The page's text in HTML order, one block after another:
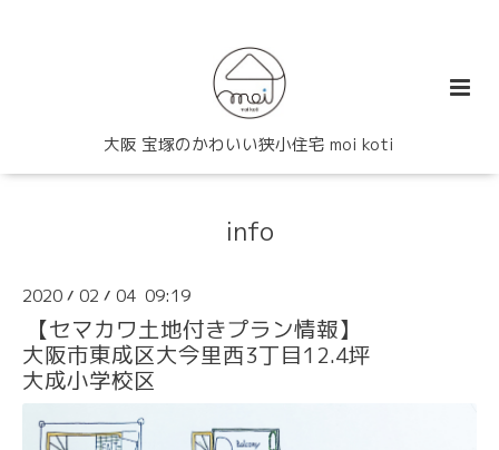
大阪 宝塚のかわいい狭小住宅 moi koti
info
2020 / 02 / 04 09:19
【セマカワ土地付きプラン情報】
大阪市東成区大今里西3丁目12.4坪
大成小学校区